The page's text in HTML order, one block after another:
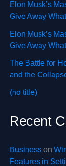
Elon Musk’s
Give Away
Elon Musk’s
Give Away
The Battle for
and the
(no title)
Recent
Business on
Features in